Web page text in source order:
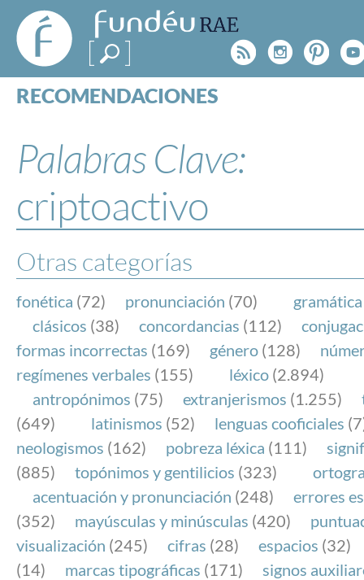
FundéuRAE
- Fundación
del Español
Urgente
Rss
RECOMENDACIONES
ESPECIALES
BLOG
NOTICIAS
FundéuRAE es una fundación patrocinada por la
y la Real Academia Española, cuyo objetivo es
el buen uso del español en los medios de
Internet.
Palabras Clave:
criptoactivo
Otras categorías
fonética (72) pronunciación (70) gramática
clásicos (38) concordancias (112)
formas incorrectas (169) género (128)
regímenes verbales (155) léxico (2.894)
antropónimos (75) extranjerismos (1.255)
(649)
latinismos (52) lenguas cooficiales
neologismos (162) pobreza léxica (111)
(885)
topónimos y gentilicios (323)
acentuación y pronunciación (248)
errores
(352)
mayúsculas y minúsculas (420)
visualización (245) cifras (28) espacios (32)
(14)
marcas tipográficas (171)
signos